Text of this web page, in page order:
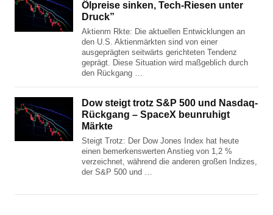
Ölpreise sinken, Tech-Riesen unter
Druck”
Aktienm Rkte: Die aktuellen Entwicklungen an
den U.S. Aktienmärkten sind von einer
ausgeprägten seitwärts gerichteten Tendenz
geprägt. Diese Situation wird maßgeblich durch
den Rückgang …
Dow steigt trotz S&P 500 und Nasdaq-
Rückgang – SpaceX beunruhigt
Märkte
Steigt Trotz: Der Dow Jones Index hat heute
einen bemerkenswerten Anstieg von 1,2 %
verzeichnet, während die anderen großen Indizes,
der S&P 500 und …